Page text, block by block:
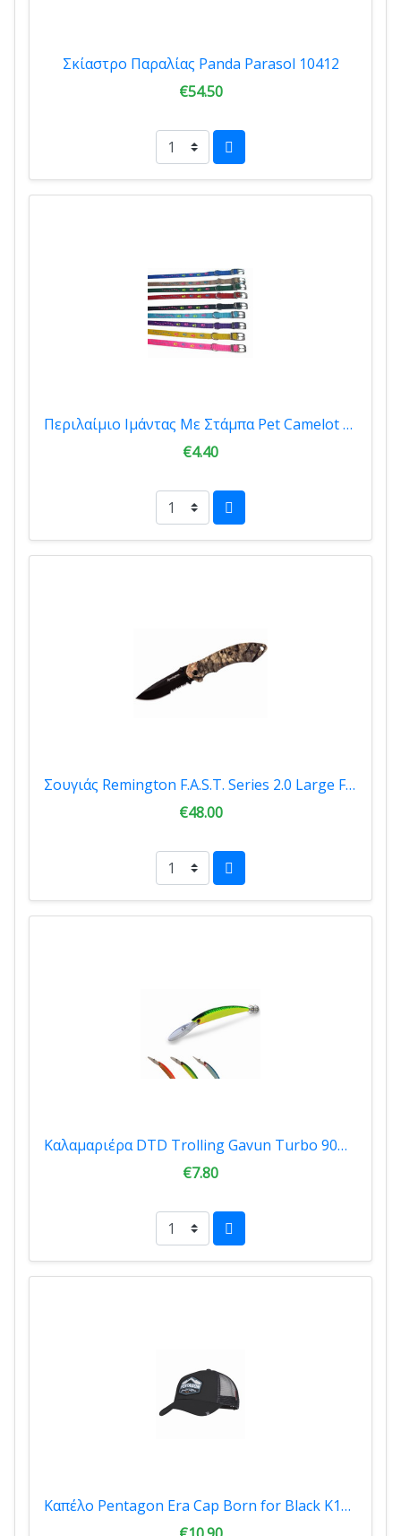
Σκίαστρο Παραλίας Panda Parasol 10412
€54.50
Περιλαίμιο Ιμάντας Με Στάμπα Pet Camelot 16mm*40cm 4583
€4.40
Σουγιάς Remington F.A.S.T. Series 2.0 Large Folder Camo R20010-B
€48.00
Καλαμαριέρα DTD Trolling Gavun Turbo 90mm 8.9gr 1002454
€7.80
Καπέλο Pentagon Era Cap Born for Black K13048-BA-01